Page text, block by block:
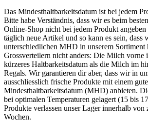
Das Mindesthaltbarkeitsdatum ist bei jedem
Bitte habe Verständnis, dass wir es beim
Online-Shop nicht bei jedem Produkt
täglich neue Artikel und so kann es sein, dass
unterschiedlichen MHD in unserem Sortiment
Grossverteilern nicht anders: Die Milch vorne
kürzeres Haltbarkeitsdatum als die Milch im
Regals. Wir garantieren dir aber, dass wir in
ausschliesslich frische Produkte mit einem
Mindesthaltbarkeitsdatum (MHD) anbieten.
bei optimalen Temperaturen gelagert (15 bis
Produkte verlassen unser Lager innerhalb von
Wochen.